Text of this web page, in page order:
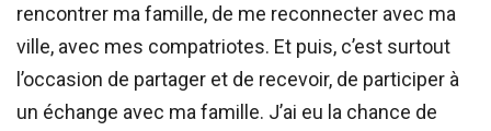
rencontrer ma famille, de me reconnecter avec ma
ville, avec mes compatriotes. Et puis, c’est surtout
l’occasion de partager et de recevoir, de participer à
un échange avec ma famille. J’ai eu la chance de